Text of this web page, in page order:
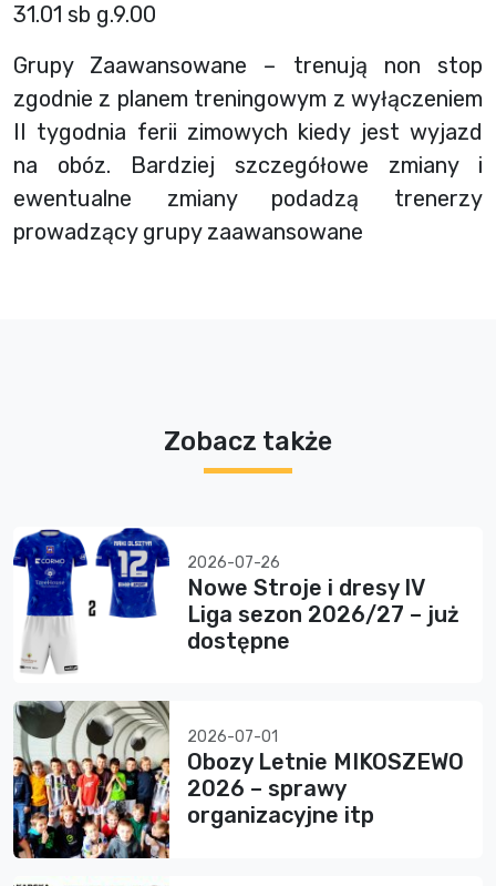
31.01 sb g.9.00
Grupy Zaawansowane – trenują non stop
zgodnie z planem treningowym z wyłączeniem
II tygodnia ferii zimowych kiedy jest wyjazd
na obóz. Bardziej szczegółowe zmiany i
ewentualne zmiany podadzą trenerzy
prowadzący grupy zaawansowane
Zobacz także
2026-07-26
Nowe Stroje i dresy IV
Liga sezon 2026/27 – już
dostępne
2026-07-01
Obozy Letnie MIKOSZEWO
2026 – sprawy
organizacyjne itp